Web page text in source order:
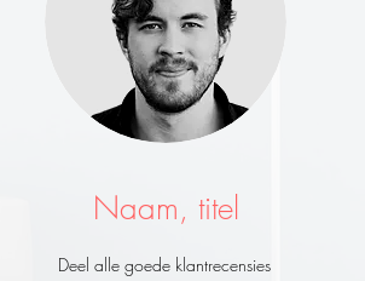
Naam, titel
Deel alle goede klantrecensies